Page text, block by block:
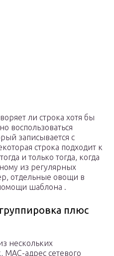
ли строка хотя бы
воспользоваться
записывается с
строка подходит к
и только тогда, когда
из регулярных
отдельные овощи в
шаблона .
плюс
нескольких
адрес сетевого